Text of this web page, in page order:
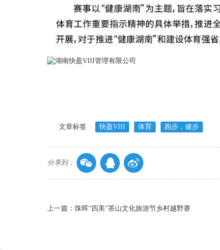
文章标签 快盈VIII 体育 跑步，健步
分享到：
上一篇：珠晖“四美”茶山文化旅游节乡村越野赛